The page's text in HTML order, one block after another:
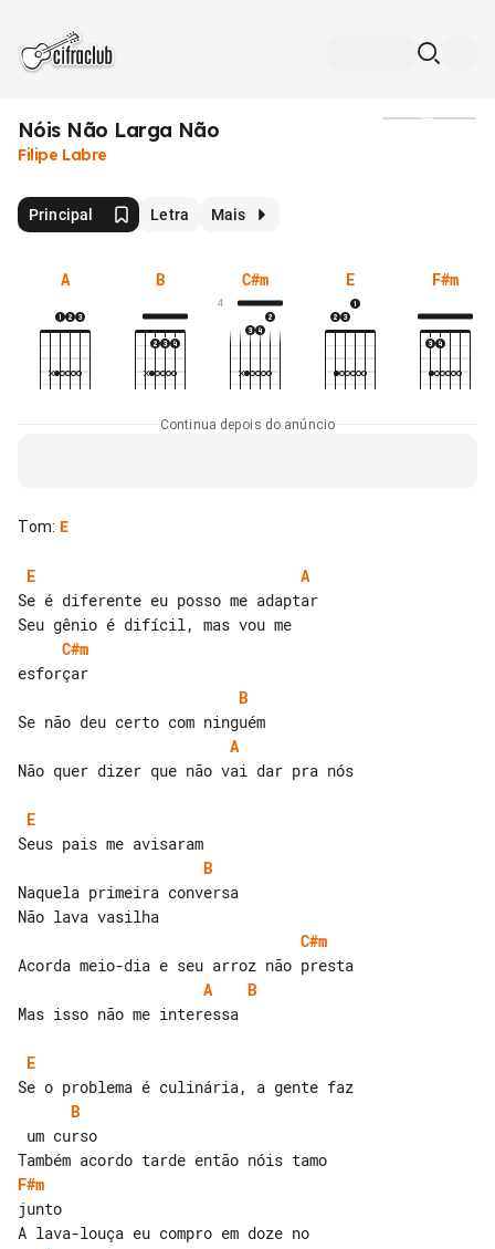
Nóis Não Larga Não
Filipe Labre
Principal Letra Mais
A B C#m
4
E F#m
Continua depois do anúncio
Tom: E
E
A
Se é diferente eu posso me adaptar
C#m
B
A
Não quer dizer que não vai dar pra nós
E
B
Naquela primeira conversa
C#m
A
B
Mas isso não me interessa
E
B
F#m
junto